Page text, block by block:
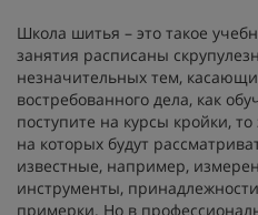
Школа шитья – это такое
занятия расписаны
незначительных тем,
востребованного дела, как
поступите на курсы кройки,
на которых будут
известные, например,
инструменты,
примерки. Но в